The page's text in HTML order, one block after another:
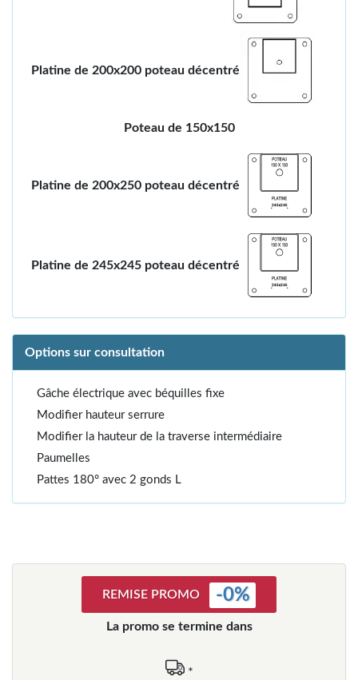
Platine de 200x200 poteau décentré
Poteau de 150x150
Platine de 200x250 poteau décentré
Platine de 245x245 poteau décentré
Options sur consultation
Gâche électrique avec béquilles fixe
Modifier hauteur serrure
Modifier la hauteur de la traverse intermédiaire
Paumelles
Pattes 180° avec 2 gonds L
REMISE PROMO -0%
La promo se termine dans
*